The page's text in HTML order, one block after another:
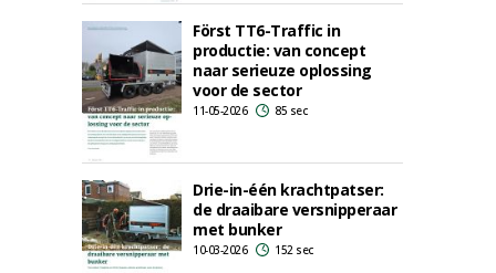
Först TT6-Traffic in
productie: van concept
naar serieuze oplossing
voor de sector
11-05-2026 85 sec
Drie-in-één krachtpatser:
de draaibare versnipperaar
met bunker
10-03-2026 152 sec